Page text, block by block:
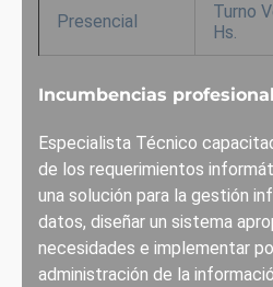
Presencial
Turno
Hs.
Incumbencias
Especialista Técnico
de los requerimientos
una solución para la gestión
datos, diseñar un sistema
necesidades e implementar
administración de la